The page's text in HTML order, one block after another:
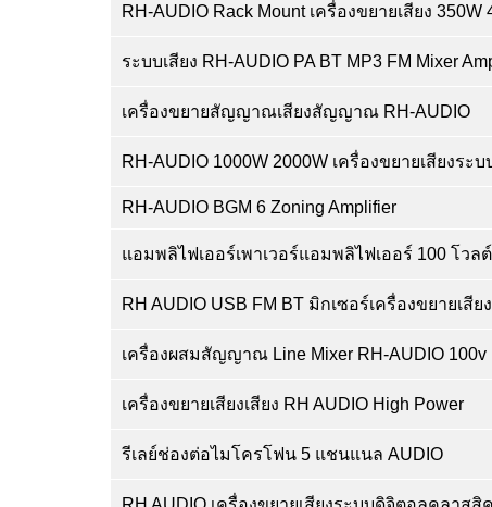
RH-AUDIO Rack Mount เครื่องขยายเสียง 350W
ระบบเสียง RH-AUDIO PA BT MP3 FM Mixer
เครื่องขยายสัญญาณเสียงสัญญาณ RH-AUDIO
RH-AUDIO 1000W 2000W เครื่องขยายเสียงระบ
RH-AUDIO BGM 6 Zoning Amplifier
แอมพลิไฟเออร์เพาเวอร์แอมพลิไฟเออร์ 100 โวล
RH AUDIO USB FM BT มิกเซอร์เครื่องขยายเสียง
เครื่องผสมสัญญาณ Line Mixer RH-AUDIO 100v
เครื่องขยายเสียงเสียง RH AUDIO High Power
รีเลย์ช่องต่อไมโครโฟน 5 แชนแนล AUDIO